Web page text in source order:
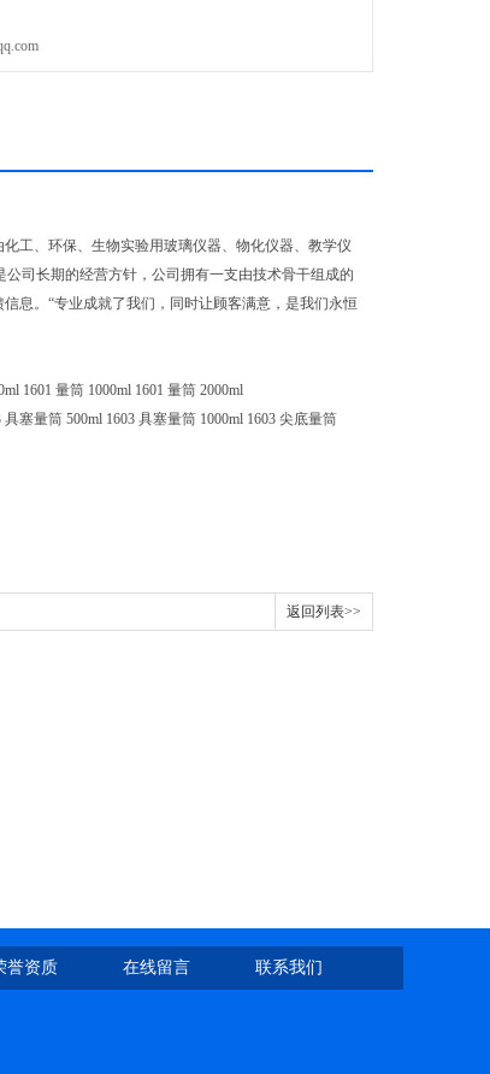
工、环保、生物实验用玻璃仪器、物化仪器、教学仪
司长期的经营方针，公司拥有一支由技术骨干组成的
息。“专业成就了我们，同时让顾客满意，是我们永恒
1601 量筒 1000ml 1601 量筒 2000ml
塞量筒 500ml 1603 具塞量筒 1000ml 1603 尖底量筒
返回列表>>
誉资质 在线留言 联系我们